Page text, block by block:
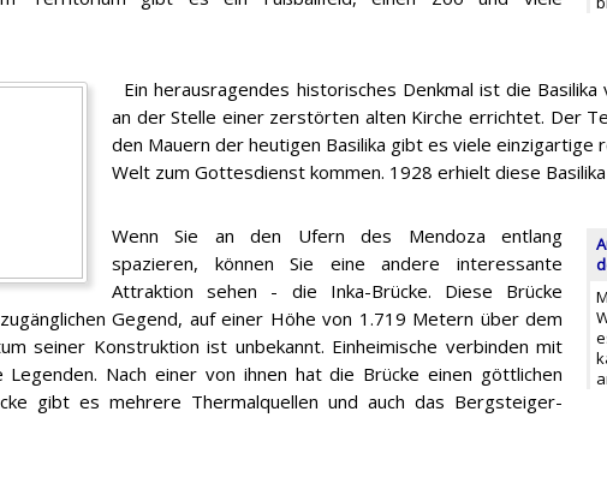
Ein herausragendes historisches Denkmal ist die Basilika
an der Stelle einer zerstörten alten Kirche errichtet. Der
den Mauern der heutigen Basilika gibt es viele einzigartige
Welt zum Gottesdienst kommen. 1928 erhielt diese
Wenn Sie an den Ufern des Mendoza entlang
spazieren, können Sie eine andere interessante
Attraktion sehen - die Inka-Brücke. Diese Brücke
Gegend, auf einer Höhe von 1.719 Metern über dem
seiner Konstruktion ist unbekannt. Einheimische verbinden mit
Nach einer von ihnen hat die Brücke einen göttlichen
gibt es mehrere Thermalquellen und auch das Bergsteiger-